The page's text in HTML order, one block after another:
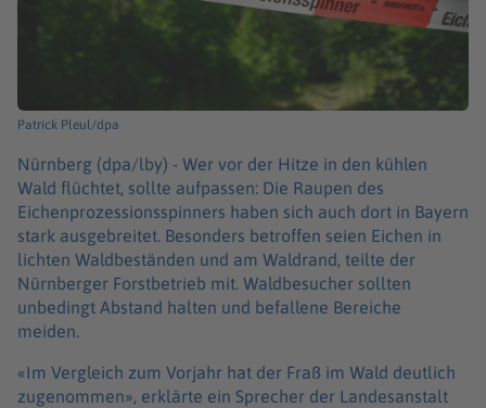
Patrick Pleul/dpa
Nürnberg (dpa/lby) - Wer vor der Hitze in den kühlen
Wald flüchtet, sollte aufpassen: Die Raupen des
Eichenprozessionsspinners haben sich auch dort in Bayern
stark ausgebreitet. Besonders betroffen seien Eichen in
lichten Waldbeständen und am Waldrand, teilte der
Nürnberger Forstbetrieb mit. Waldbesucher sollten
unbedingt Abstand halten und befallene Bereiche
meiden.
«Im Vergleich zum Vorjahr hat der Fraß im Wald deutlich
zugenommen», erklärte ein Sprecher der Landesanstalt